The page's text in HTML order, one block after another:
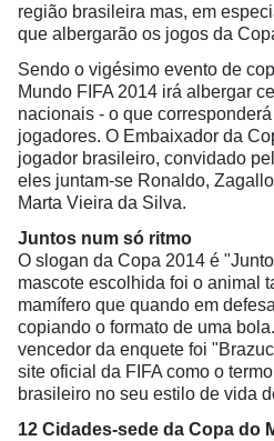
região brasileira mas, em
que albergarão os jogos da
Sendo o vigésimo evento de
Mundo FIFA 2014 irá albergar
nacionais - o que
jogadores. O Embaixador da
jogador brasileiro, convidado
eles juntam-se Ronaldo,
Marta Vieira da Silva.
Juntos num só ritmo
O slogan da Copa 2014 é
mascote escolhida foi o animal
mamífero que quando em
copiando o formato de uma
vencedor da enquete foi
site oficial da FIFA como o
brasileiro no seu estilo de vida
12 Cidades-sede da Copa do